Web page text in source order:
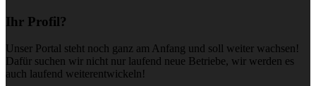
Ihr Profil?
Unser Portal steht noch ganz am Anfang und soll weiter wachsen!
Dafür suchen wir nicht nur laufend neue Betriebe, wir werden es
auch laufend weiterentwickeln!